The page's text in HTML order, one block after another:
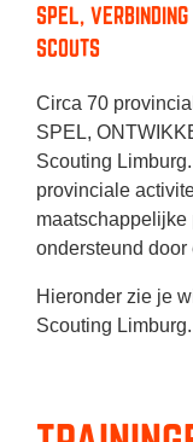
SPEL,
SCOUTS
Circa 70
SPEL,
Scouting
provinciale
ondersteund door
Hieronder zie je
Scouting Limburg.